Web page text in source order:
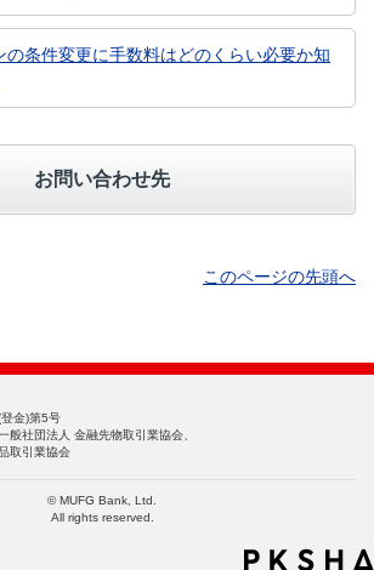
の条件変更に手数料はどのくらい必要か知
お問い合わせ先
このページの先頭へ
金)第5号
般社団法人 金融先物取引業協会、
取引業協会
© MUFG Bank, Ltd.
All rights reserved.